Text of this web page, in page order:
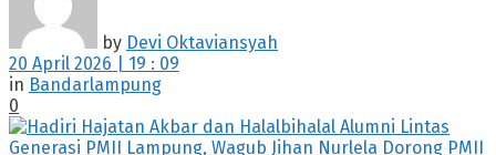
by Devi Oktaviansyah
20 April 2026 | 19 : 09
in Bandarlampung
0